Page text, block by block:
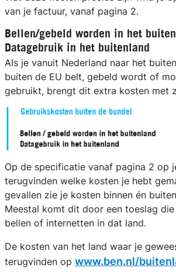
van je factuur, vanaf pagina 2.
Bellen/gebeld worden in het
Datagebruik in het buitenland
Als je vanuit Nederland naar het
buiten de EU belt, gebeld wordt of
gebruikt, brengt dit extra kosten met
Op de specificatie vanaf pagina 2 op
terugvinden welke kosten je hebt
gevallen zie je kosten binnen én
Meestal komt dit door een toeslag
bellen of internetten in dat land.
De kosten van het land waar je
terugvinden op www.ben.nl/